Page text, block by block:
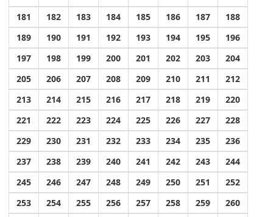
181
182 183 184 185 186 187
188
189
190 191 192 193 194 195
196
197
198 199 200 201 202 203
204
205
206 207 208 209 210 211
212
213
214 215 216 217 218 219
220
221
222 223 224 225 226 227
228
229
230 231 232 233 234 235
236
237
238 239 240 241 242 243
244
245
246 247 248 249 250 251
252
253
254 255 256 257 258 259
260